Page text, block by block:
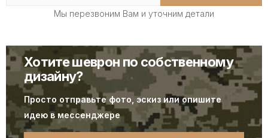
Мы перезвоним Вам и уточним детали
Хотите шеврон по собственному
дизайну?
Просто отправьте фото, эскиз или опишите
идею в мессенджере